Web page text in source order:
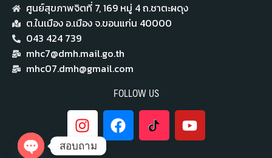
ศูนย์สุขภาพจิตที่ 7,​ 169 หมู่ 4 ถ.ชาตะผดุง
ต.ในเมือง อ.เมือง จ.ขอนแก่น 40000
043 424 739
mhc7@dmh.mail.go.th
mhc07.dmh@gmail.com
FOLLOW US
สอบถาม